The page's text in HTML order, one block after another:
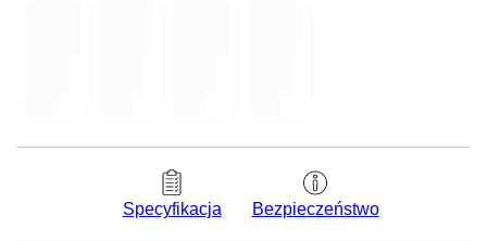
Specyfikacja Bezpieczeństwo